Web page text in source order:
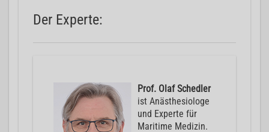
Der Experte:
Prof. Olaf Schedler
ist Anästhesiologe
und Experte für
Maritime Medizin.